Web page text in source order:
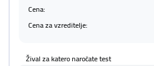
Cena:
Cena za vzreditelje:
Žival za katero naročate test